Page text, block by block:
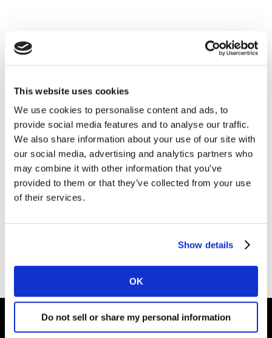
This website uses cookies
We use cookies to personalise content and ads, to
provide social media features and to analyse our traffic.
We also share information about your use of our site with
our social media, advertising and analytics partners who
may combine it with other information that you’ve
provided to them or that they’ve collected from your use
of their services.
Show details
OK
Do not sell or share my personal information
请填写表格获取报告介绍材料。
如需报告购买，敬请垂询
欲获取《China MONITOR ENERGIES》的报告介绍，请
填写下方表格，即可下载。
Pleaseaccept cookies